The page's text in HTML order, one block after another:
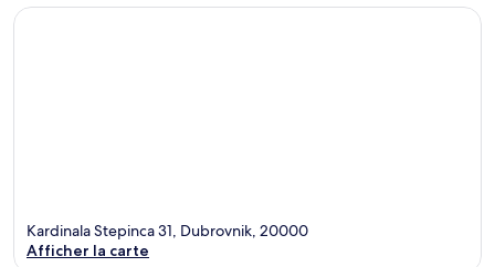
Kardinala Stepinca 31, Dubrovnik, 20000
Afficher la carte